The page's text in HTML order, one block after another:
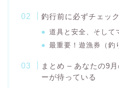
釣行前に必ずチェッ
道具と安全、そして
最重要！遊漁券（釣
まとめ – あなたの9
ーが待っている